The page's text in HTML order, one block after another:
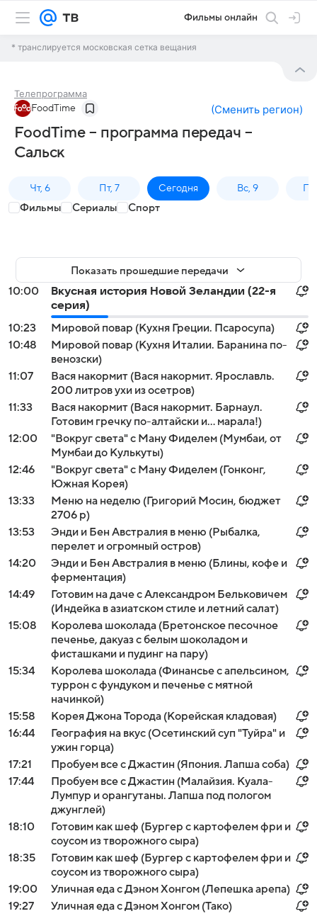
Фильмы онлайн
* транслируется московская сетка вещания
Телепрограмма
FoodTime (Сменить регион)
FoodTime – программа передач –
Сальск
Чт, 6 Пт, 7 Сегодня Вс, 9
Фильмы Сериалы Спорт
Показать прошедшие передачи
10:00
Вкусная история Новой Зеландии (22-я
серия)
10:23
Мировой повар (Кухня Греции. Псаросупа)
10:48
Мировой повар (Кухня Италии. Баранина по-
венозски)
11:07
Вася накормит (Вася накормит. Ярославль.
200 литров ухи из осетров)
11:33
Вася накормит (Вася накормит. Барнаул.
Готовим гречку по-алтайски и… марала!)
12:00
"Вокруг света" с Ману Фиделем (Мумбаи, от
Мумбаи до Кулькуты)
12:46
"Вокруг света" с Ману Фиделем (Гонконг,
Южная Корея)
13:33
Меню на неделю (Григорий Мосин, бюджет
2706 р)
13:53
Энди и Бен Австралия в меню (Рыбалка,
перелет и огромный остров)
14:20
Энди и Бен Австралия в меню (Блины, кофе и
ферментация)
14:49
Готовим на даче с Александром Бельковичем
(Индейка в азиатском стиле и летний салат)
15:08
Королева шоколада (Бретонское песочное
печенье, дакуаз с белым шоколадом и
фисташками и пудинг на пару)
15:34
Королева шоколада (Финансье с апельсином,
туррон с фундуком и печенье с мятной
начинкой)
15:58
Корея Джона Торода (Корейская кладовая)
16:44
География на вкус (Осетинский суп "Туйра" и
ужин горца)
17:21
Пробуем все с Джастин (Япония. Лапша соба)
17:44
Пробуем все с Джастин (Малайзия. Куала-
Лумпур и орангутаны. Лапша под пологом
джунглей)
18:10
Готовим как шеф (Бургер с картофелем фри и
соусом из творожного сыра)
18:35
Готовим как шеф (Бургер с картофелем фри и
соусом из творожного сыра)
19:00
Уличная еда с Дэном Хонгом (Лепешка арепа)
19:27
Уличная еда с Дэном Хонгом (Тако)